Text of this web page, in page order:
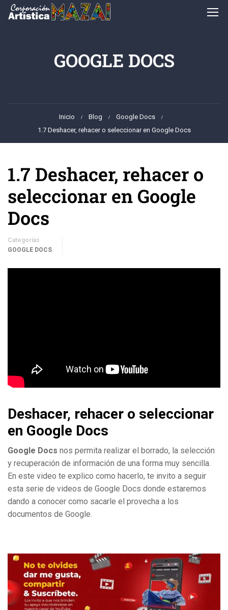
GOOGLE DOCS
Inicio Blog
Google Docs
1.7 Deshacer, rehacer o seleccionar en Google Docs
1.7 Deshacer, rehacer o
seleccionar en Google
Docs
Categorías
GOOGLE DOCS
Deshacer, rehacer o seleccionar
en Google Docs
Google Docs nos permita realizar el borrado, la selección
y recuperación de información de una forma muy sencilla.
En este video te explico como hacerlo, te invito a seguir
esta serie de videos de Google Docs donde estaremos
dando a conocer como sacarle el provecha a los
documentos de Google.